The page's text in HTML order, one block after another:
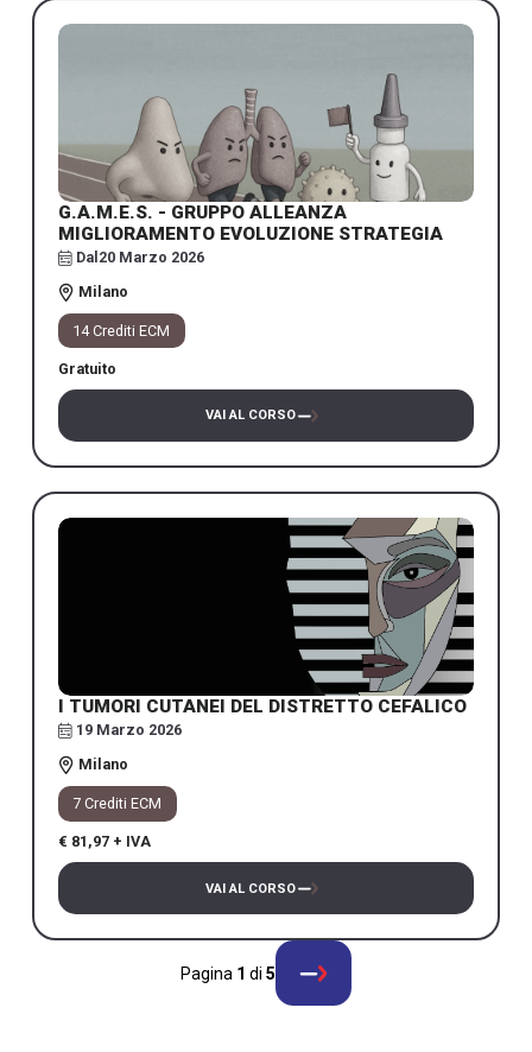
G.A.M.E.S. - GRUPPO ALLEANZA
MIGLIORAMENTO EVOLUZIONE STRATEGIA
Dal 20 Marzo 2026
Milano
14 Crediti ECM
Gratuito
VAI AL CORSO
I TUMORI CUTANEI DEL DISTRETTO CEFALICO
19 Marzo 2026
Milano
7 Crediti ECM
€ 81,97 + IVA
VAI AL CORSO
Pagina 1 di 5